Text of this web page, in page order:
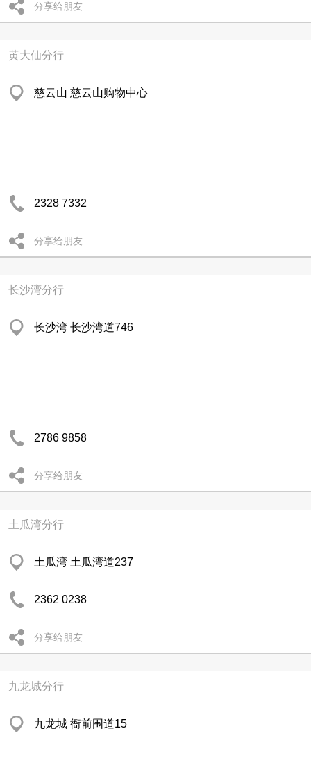
分享给朋友
黄大仙分行
慈云山 慈云山购物中心
2328 7332
分享给朋友
长沙湾分行
长沙湾 长沙湾道746
2786 9858
分享给朋友
土瓜湾分行
土瓜湾 土瓜湾道237
2362 0238
分享给朋友
九龙城分行
九龙城 衙前围道15